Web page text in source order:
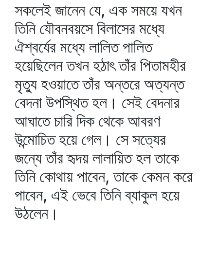
সকলেই জানেন যে, এক সময়ে যখন
তিনি যৌবনবয়সে বিলাসের মধ্যে
ঐশ্বর্যের মধ্যে লালিত পালিত
হয়েছিলেন তখন হঠাৎ তাঁর পিতামহীর
মৃত্যু হওয়াতে তাঁর অন্তরে অত্যন্ত
বেদনা উপস্থিত হল। সেই বেদনার
আঘাতে চারি দিক থেকে আবরণ
উন্মোচিত হয়ে গেল। সে সত্যের
জন্যে তাঁর হৃদয় লালায়িত হল তাকে
তিনি কোথায় পাবেন, তাকে কেমন করে
পাবেন, এই ভেবে তিনি ব্যাকুল হয়ে
উঠলেন।